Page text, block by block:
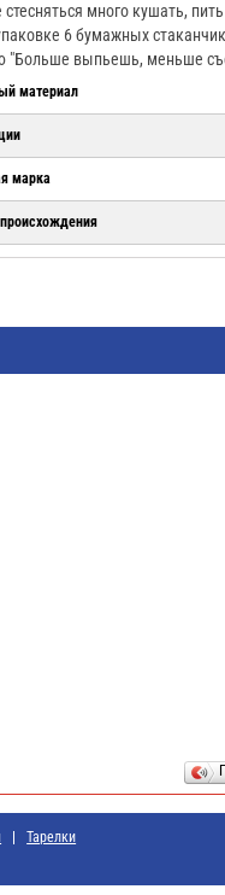
много кушать,
6 бумажных
"Больше выпьешь, меньше
материал
марка
Тарелки